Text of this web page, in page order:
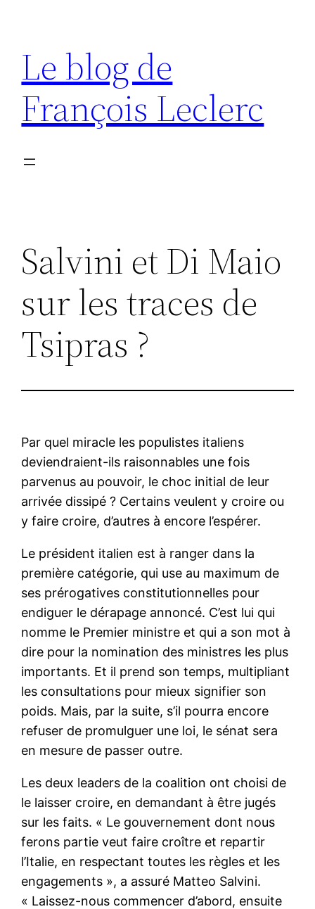
contenu
Le blog de
François Leclerc
Salvini et Di Maio
sur les traces de
Tsipras ?
Par quel miracle les populistes italiens
deviendraient-ils raisonnables une fois
parvenus au pouvoir, le choc initial de leur
arrivée dissipé ? Certains veulent y croire ou
y faire croire, d’autres à encore l’espérer.
Le président italien est à ranger dans la
première catégorie, qui use au maximum de
ses prérogatives constitutionnelles pour
endiguer le dérapage annoncé. C’est lui qui
nomme le Premier ministre et qui a son mot à
dire pour la nomination des ministres les plus
importants. Et il prend son temps, multipliant
les consultations pour mieux signifier son
poids. Mais, par la suite, s’il pourra encore
refuser de promulguer une loi, le sénat sera
en mesure de passer outre.
Les deux leaders de la coalition ont choisi de
le laisser croire, en demandant à être jugés
sur les faits. « Le gouvernement dont nous
ferons partie veut faire croître et repartir
l’Italie, en respectant toutes les règles et les
engagements », a assuré Matteo Salvini.
« Laissez-nous commencer d’abord, ensuite